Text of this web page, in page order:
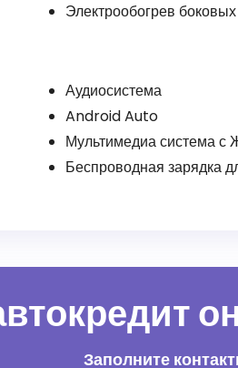
Электрообогрев
Аудиосистема
Android Auto
Мультимедиа система с
Беспроводная зарядка
Заполните